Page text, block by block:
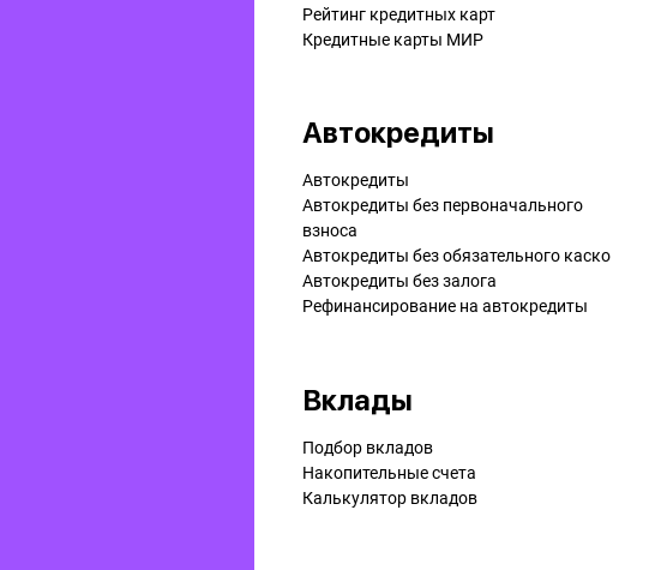
Рейтинг кредитных карт
Кредитные карты МИР
Автокредиты
Автокредиты
Автокредиты без первоначального
взноса
Автокредиты без обязательного каско
Автокредиты без залога
Рефинансирование на aвтокредиты
Вклады
Подбор вкладов
Накопительные счета
Калькулятор вкладов